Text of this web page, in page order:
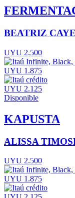
BEATRIZ
UYU 2.500
UYU 1.875
UYU 2.125
Disponible
KAPUSTA
ALISSA
UYU 2.500
UYU 1.875